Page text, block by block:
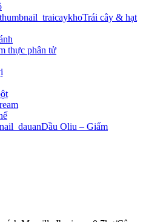
Trái cây & hạt
thực phân tử
Dầu Oliu – Giấm